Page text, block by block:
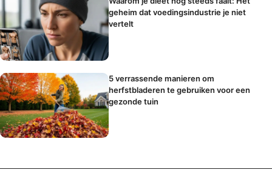
geheim dat voedingsindustrie je niet
vertelt
5 verrassende manieren om
herfstbladeren te gebruiken voor een
gezonde tuin